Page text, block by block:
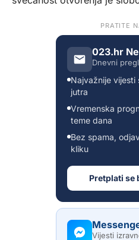
PRATITE
023.hr
Dnevni
Najvažnije
jutra
Vremenska
teme dana
Bez spama,
kliku
Pretplati se
Vijesti